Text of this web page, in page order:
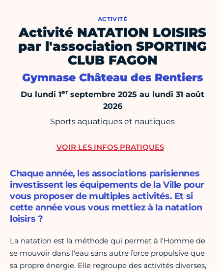
ACTIVITÉ
Activité NATATION LOISIRS
par l'association SPORTING
CLUB FAGON
Gymnase Château des Rentiers
Du lundi 1er septembre 2025 au lundi 31 août
2026
Sports aquatiques et nautiques
Chaque année, les associations parisiennes
investissent les équipements de la Ville pour
vous proposer de multiples activités. Et si
cette année vous vous mettiez à la natation
loisirs ?
La natation est la méthode qui permet à l'Homme de
se mouvoir dans l'eau sans autre force propulsive que
sa propre énergie. Elle regroupe des activités diverses,
VOIR LES INFOS PRATIQUES